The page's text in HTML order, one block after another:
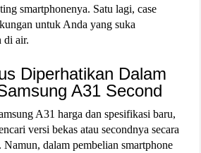
smartphonenya. Satu lagi, case
untuk Anda yang suka
di air.
Diperhatikan Dalam
A31 Second
A31 harga dan spesifikasi baru,
versi bekas atau secondnya secara
dalam pembelian smartphone